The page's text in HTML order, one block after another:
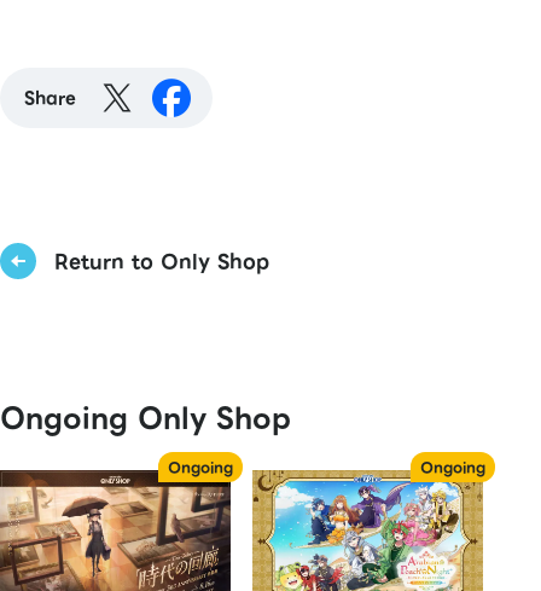
Share
Return to Only Shop
Ongoing Only Shop